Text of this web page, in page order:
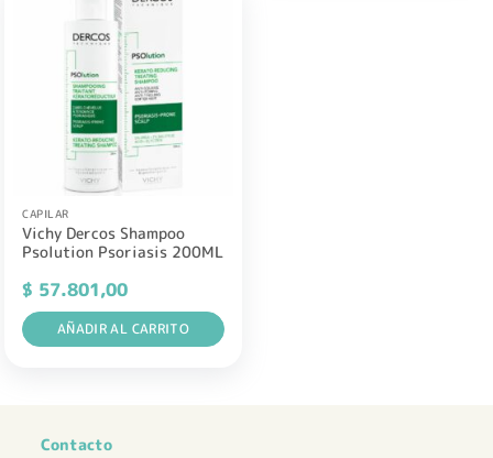
CAPILAR
Vichy Dercos Shampoo
Psolution Psoriasis 200ML
$ 57.801,00
AÑADIR AL CARRITO
Contacto